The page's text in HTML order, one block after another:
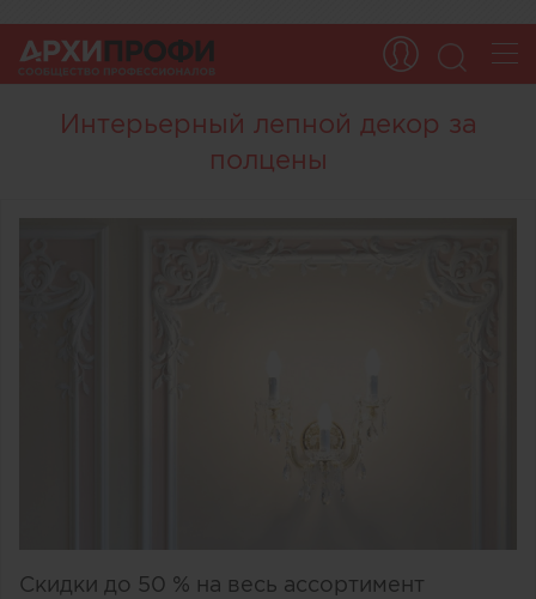
Интерьерный лепной декор за
полцены
Скидки до 50 % на весь ассортимент